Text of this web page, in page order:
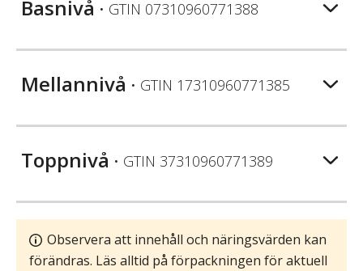
Basnivå • GTIN 07310960771388
Mellannivå • GTIN 17310960771385
Toppnivå • GTIN 37310960771389
Observera att innehåll och näringsvärden kan
förändras. Läs alltid på förpackningen för aktuell